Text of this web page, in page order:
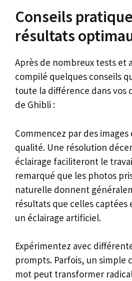
Conseils
résultats
Après de nombreux tests et
compilé quelques conseils
toute la différence dans vos
de Ghibli :
Commencez par des
qualité. Une résolution
éclairage faciliteront le travail
remarqué que les photos
naturelle donnent
résultats que celles captées
un éclairage artificiel.
Expérimentez avec
prompts. Parfois, un simple
mot peut transformer